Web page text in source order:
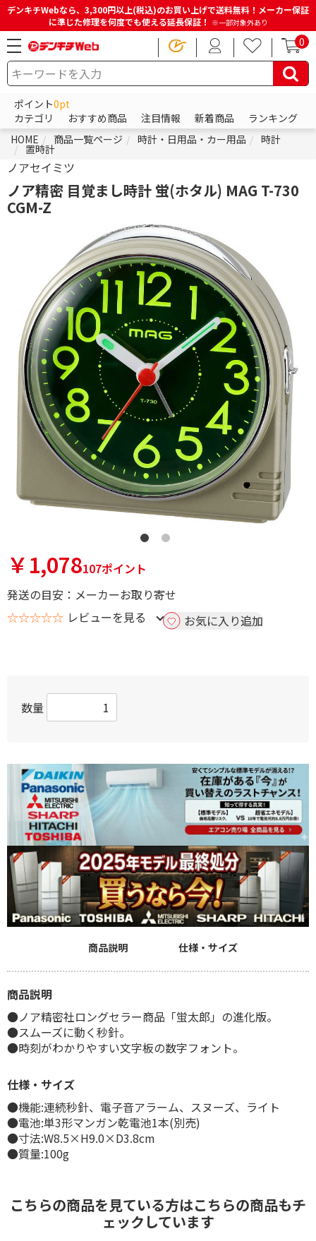
デンキチWebなら、3,300円以上(税込)のお買い上げで送料無料！メーカー保証
に準じた修理を何度でも使える延長保証！ ※一部対象外あり
0
ポイント0pt
カテゴリ
おすすめ商品 注目情報 新着商品
ランキング
HOME
商品一覧ページ 時計・日用品・カー用品 時計
置時計
ノアセイミツ
ノア精密 目覚まし時計 蛍(ホタル) MAG T-730
CGM-Z
￥1,078107ポイント
発送の目安：メーカーお取り寄せ
☆☆☆☆☆ レビューを見る お気に入り追加
数量
商品説明 仕様・サイズ
商品説明
●ノア精密社ロングセラー商品「蛍太郎」の進化版。
●スムーズに動く秒針。
●時刻がわかりやすい文字板の数字フォント。
仕様・サイズ
●機能:連続秒針、電子音アラーム、スヌーズ、ライト
●電池:単3形マンガン乾電池1本(別売)
●寸法:W8.5×H9.0×D3.8cm
●質量:100g
こちらの商品を見ている方はこちらの商品もチ
ェックしています